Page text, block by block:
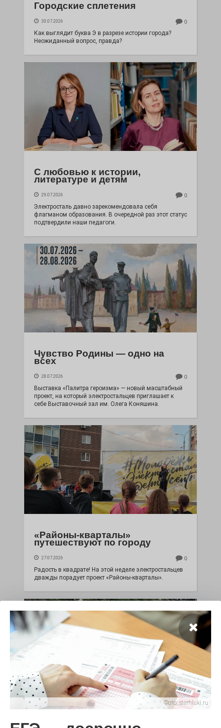
Городские сплетения
30.07.2026 0
Как выглядит буква Э в разрезе истории города?
Неожиданный вопрос, правда?
С любовью к истории,
литературе и детям
29.07.2026 0
Электросталь давно зарекомендовала себя
флагманом образования. В очередной раз этот статус
подтвердили наши педагоги.
Чувство Родины — одно на
всех
28.07.2026 0
Выставка «Палитра героизма» — новый масштабный
проект, на который электростальцев приглашает к
себе Выставочный зал им. Олега Коняшина.
«Районы-кварталы»
путешествуют по городу
27.07.2026 0
Радость в квадрате! На этой неделе электростальцев
дважды порадует проект «Районы-кварталы».
100 футов под килем!
Фото: sterhluki.ru